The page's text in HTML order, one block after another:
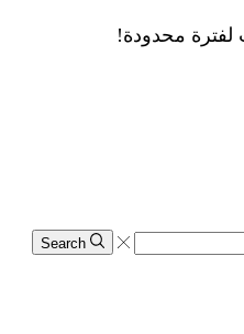
Search